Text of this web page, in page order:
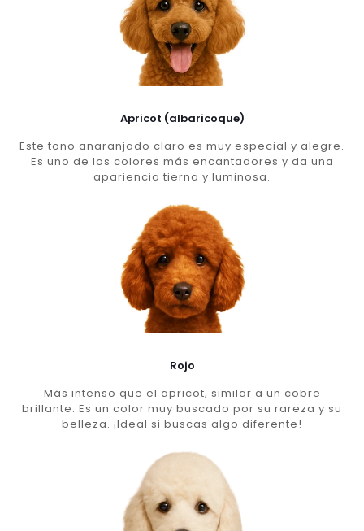
Apricot (albaricoque)
Este tono anaranjado claro es muy especial y alegre.
Es uno de los colores más encantadores y da una
apariencia tierna y luminosa.
Rojo
Más intenso que el apricot, similar a un cobre
brillante. Es un color muy buscado por su rareza y su
belleza. ¡Ideal si buscas algo diferente!